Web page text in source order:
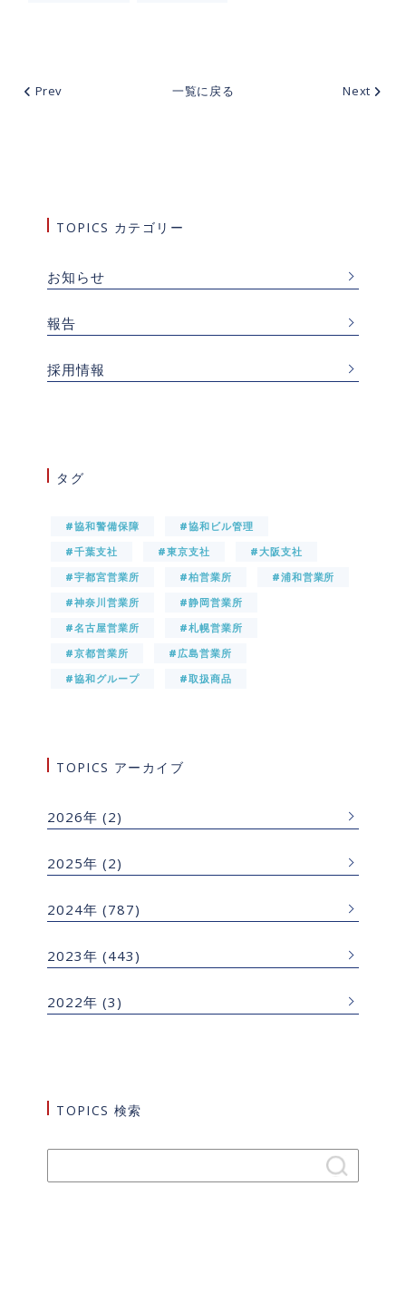
TOPICS カテゴリー
お知らせ
報告
採用情報
タグ
#協和警備保障
#協和ビル管理
#千葉支社
#東京支社
#大阪支社
#宇都宮営業所
#柏営業所
#浦和営業所
#神奈川営業所
#静岡営業所
#名古屋営業所
#札幌営業所
#京都営業所
#広島営業所
#協和グループ
#取扱商品
TOPICS アーカイブ
2026年 (2)
2025年 (2)
2024年 (787)
2023年 (443)
2022年 (3)
TOPICS 検索
Prev 一覧に戻る Next